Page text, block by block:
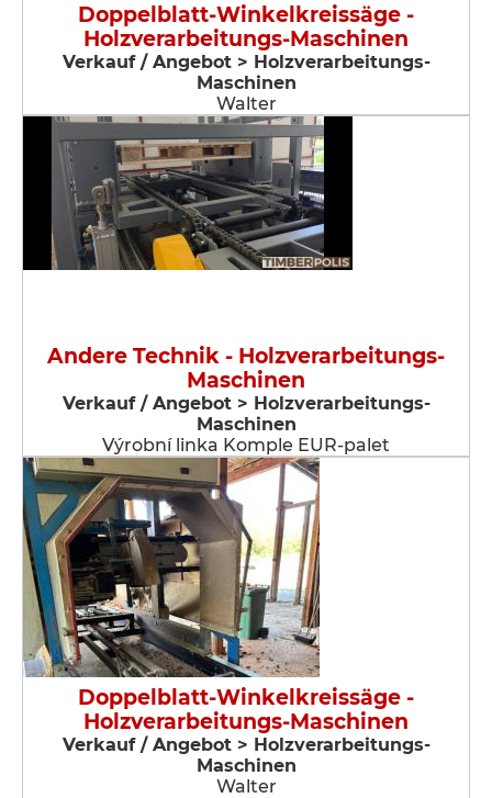
Doppelblatt-Winkelkreissäge -
Holzverarbeitungs-Maschinen
Verkauf / Angebot > Holzverarbeitungs-
Maschinen
Walter
Andere Technik - Holzverarbeitungs-
Maschinen
Verkauf / Angebot > Holzverarbeitungs-
Maschinen
Výrobní linka Komple EUR-palet
Doppelblatt-Winkelkreissäge -
Holzverarbeitungs-Maschinen
Verkauf / Angebot > Holzverarbeitungs-
Maschinen
Walter